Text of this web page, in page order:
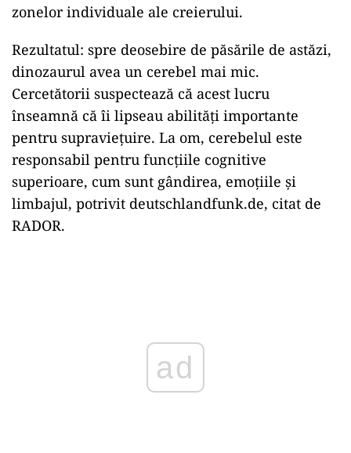
zonelor individuale ale creierului.
Rezultatul: spre deosebire de păsările de astăzi,
dinozaurul avea un cerebel mai mic.
Cercetătorii suspectează că acest lucru
înseamnă că îi lipseau abilități importante
pentru supraviețuire. La om, cerebelul este
responsabil pentru funcțiile cognitive
superioare, cum sunt gândirea, emoțiile și
limbajul, potrivit deutschlandfunk.de, citat de
RADOR.